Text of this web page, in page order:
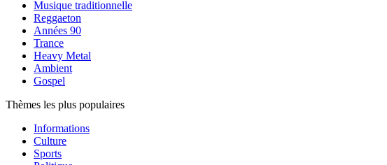
Musique traditionnelle
Reggaeton
Années 90
Trance
Heavy Metal
Ambient
Gospel
Thèmes les plus populaires
Informations
Culture
Sports